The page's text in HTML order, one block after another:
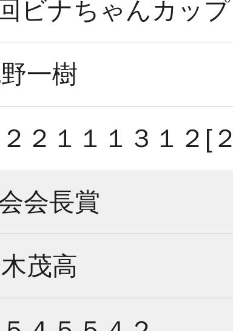
ビナちゃんカップ
一樹
２２１１１３１２[
会長賞
茂高